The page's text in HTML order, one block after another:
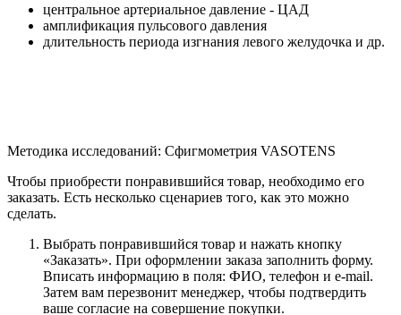
центральное артериальное давление - ЦАД
амплификация пульсового давления
длительность периода изгнания левого желудочка и др.
Методика исследований: Сфигмометрия VASOTENS
Чтобы приобрести понравившийся товар, необходимо его
заказать. Есть несколько сценариев того, как это можно
сделать.
Выбрать понравившийся товар и нажать кнопку
«Заказать». При оформлении заказа заполнить форму.
Вписать информацию в поля: ФИО, телефон и e-mail.
Затем вам перезвонит менеджер, чтобы подтвердить
ваше согласие на совершение покупки.